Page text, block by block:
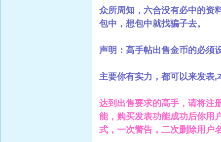
众所周知，六合没有必中的资
包中，想包中就找骗子去。
声明：高手帖出售金币的必须
主要你有实力，都可以来发表
达到出售要求的高手，请将注
能，购买发表功能成功后你用
式，一次警告，二次删除用户